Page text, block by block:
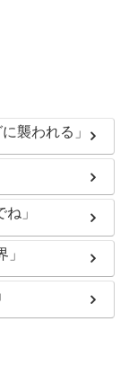
襲われる」
」
」